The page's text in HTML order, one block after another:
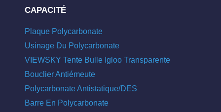
CAPACITÉ
Plaque Polycarbonate
Usinage Du Polycarbonate
VIEWSKY Tente Bulle Igloo Transparente
Bouclier Antiémeute
Polycarbonate Antistatique/DES
Barre En Polycarbonate